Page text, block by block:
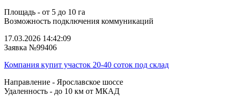
Площадь - от 5 до 10 га
Возможность подключения коммуникаций
17.03.2026 14:42:09
Заявка №99406
Компания купит участок 20-40 соток под склад
Направление - Ярославское шоссе
Удаленность - до 10 км от МКАД